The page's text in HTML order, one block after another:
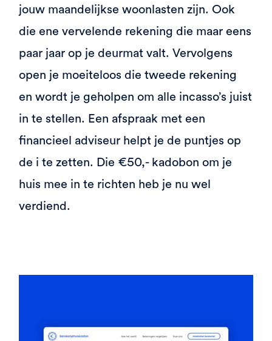
jouw maandelijkse woonlasten zijn. Ook
die ene vervelende rekening die maar eens
paar jaar op je deurmat valt. Vervolgens
open je moeiteloos die tweede rekening
en wordt je geholpen om alle incasso’s juist
in te stellen. Een afspraak met een
financieel adviseur helpt je de puntjes op
de i te zetten. Die €50,- kadobon om je
huis mee in te richten heb je nu wel
verdiend.